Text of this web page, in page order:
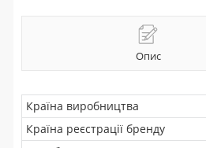
Опис
Країна виробництва
Країна реєстрації бренду